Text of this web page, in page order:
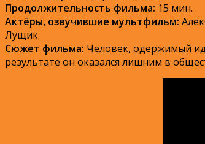
Продолжительность фильма: 15 мин.
Актёры, озвучившие мультфильм:
Лущик
Сюжет фильма: Человек, одержимый
результате он оказался лишним в